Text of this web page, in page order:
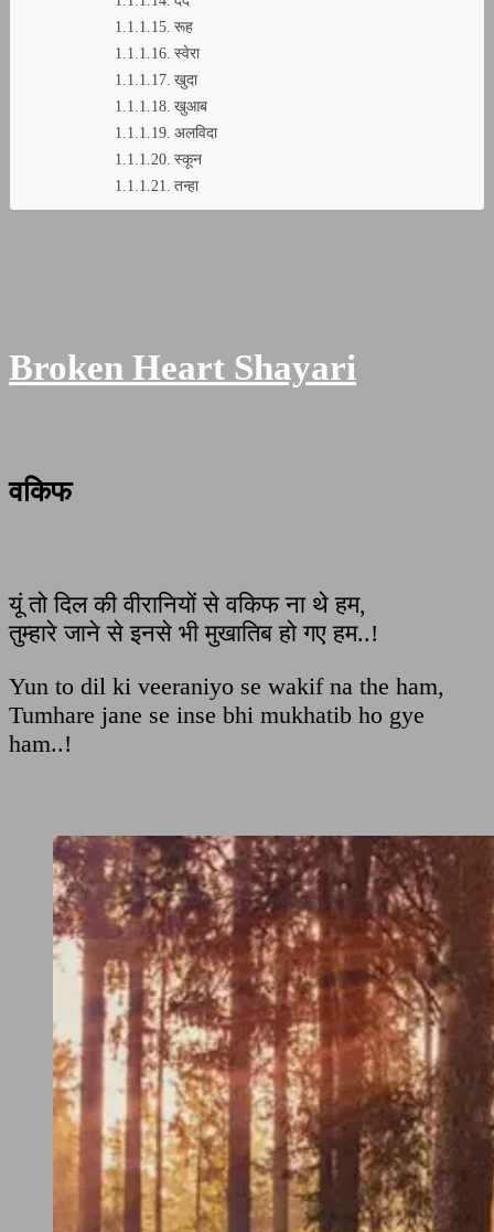
रूह
स्वेरा
खुदा
खुआब
अलविदा
स्कून
तन्हा
Broken Heart Shayari
वकिफ
यूं तो दिल की वीरानियों से वकिफ ना थे हम,
तुम्हारे जाने से इनसे भी मुखातिब हो गए हम..!
Yun to dil ki veeraniyo se wakif na the ham,
Tumhare jane se inse bhi mukhatib ho gye
ham..!